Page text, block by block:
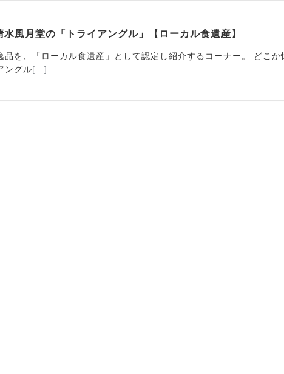
風月堂の「トライアングル」【ローカル食遺産】
を、「ローカル食遺産」として認定し紹介するコーナー。 どこ
ングル[...]